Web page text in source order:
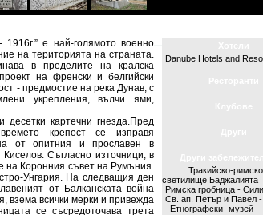
е най-голямото военно
на територията на страната.
в пределите на кралска
на френски и белгийски
- предмостие на река Дунав, с
укрепления, вълчи ями,
картечни гнезда.Пред
крепост се изправя
от опитния и прославен в
Съгласно източници, в
на Коронния съвет на Румъния.
Унгария. На следващия ден
от Балканската война
взема всички мерки и привежда
се съсредоточава трета
Danube Hotels and
Тракийско-
светилище Баджалията
Римска гробница -
Св. ап. Петър и Павел
Етнографски музей